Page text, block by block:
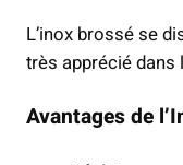
L’inox brossé se
très apprécié
Avantages de